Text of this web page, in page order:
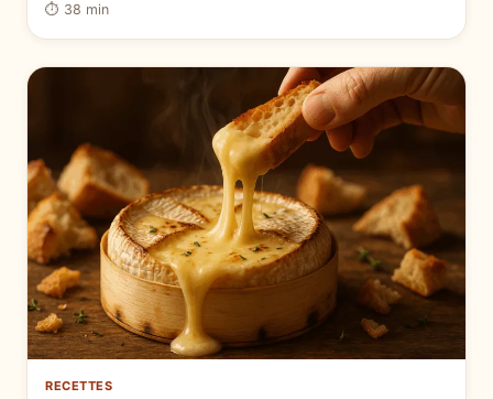
⏱ 38 min
RECETTES